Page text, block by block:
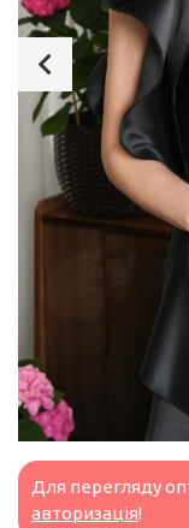
Для перегляду
авторизація!